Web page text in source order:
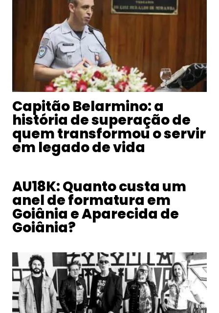
Capitão Belarmino: a
história de superação de
quem transformou o servir
em legado de vida
AU18K: Quanto custa um
anel de formatura em
Goiânia e Aparecida de
Goiânia?